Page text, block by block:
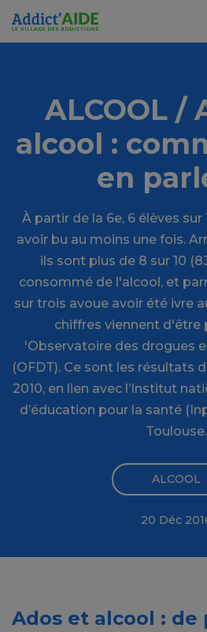
Aller au contenu principal
ALCOOL /
alcool :
en
À partir de la 6e, 6 élèves sur
avoir bu au moins une fois.
ils sont plus de 8 sur 10
consommé de l'alcool, et
sur trois avoue avoir été ivre
chiffres viennent d'être
'Observatoire des drogues
(OFDT). Ce sont les résultats
2010, en lien avec l’Institut
d’éducation pour la santé
Toulouse.
ALCOOL
20 Déc
Ados et alcool : de
Panneau de gestion des cookies